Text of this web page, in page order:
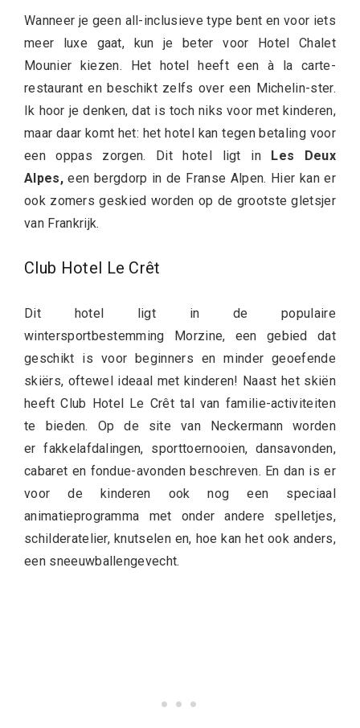
Wanneer je geen all-inclusieve type bent en voor iets
meer luxe gaat, kun je beter voor Hotel Chalet
Mounier kiezen. Het hotel heeft een à la carte-
restaurant en beschikt zelfs over een Michelin-ster.
Ik hoor je denken, dat is toch niks voor met kinderen,
maar daar komt het: het hotel kan tegen betaling voor
een oppas zorgen. Dit hotel ligt in Les Deux
Alpes,een bergdorp in de Franse Alpen. Hier kan er
ook zomers geskied worden op de grootste gletsjer
van Frankrijk.
Club Hotel Le Crêt
Dit hotel ligt in de populaire
wintersportbestemming Morzine, een gebied dat
geschikt is voor beginners en minder geoefende
skiërs, oftewel ideaal met kinderen! Naast het skiën
heeft Club Hotel Le Crêt tal van familie-activiteiten
te bieden. Op de site van Neckermann worden
er fakkelafdalingen, sporttoernooien, dansavonden,
cabaret en fondue-avonden beschreven. En dan is er
voor de kinderen ook nog een speciaal
animatieprogramma met onder andere spelletjes,
schilderatelier, knutselen en, hoe kan het ook anders,
een sneeuwballengevecht.